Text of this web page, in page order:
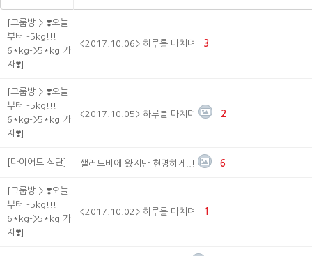
[그룹방 > ❣️오늘
부터 -5kg!!!
6*kg->5*kg 가
자❣️]
<2017.10.06> 하루를 마치며 3
[그룹방 > ❣️오늘
부터 -5kg!!!
6*kg->5*kg 가
자❣️]
<2017.10.05> 하루를 마치며 2
[다이어트 식단] 샐러드바에 왔지만 현명하게..! 6
[그룹방 > ❣️오늘
부터 -5kg!!!
6*kg->5*kg 가
자❣️]
<2017.10.02> 하루를 마치며 1